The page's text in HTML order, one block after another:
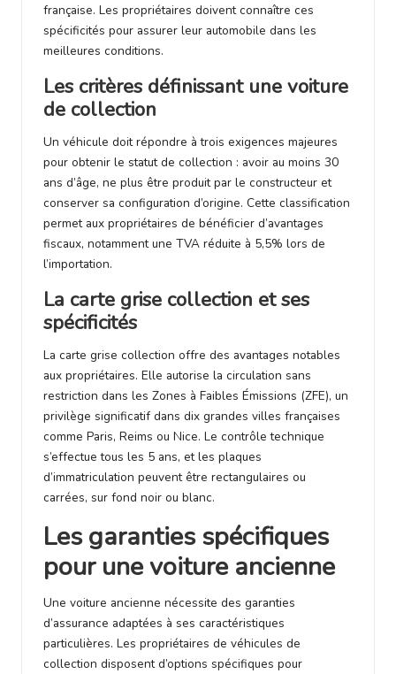
française. Les propriétaires doivent connaître ces
spécificités pour assurer leur automobile dans les
meilleures conditions.
Les critères définissant une voiture
de collection
Un véhicule doit répondre à trois exigences majeures
pour obtenir le statut de collection : avoir au moins 30
ans d’âge, ne plus être produit par le constructeur et
conserver sa configuration d’origine. Cette classification
permet aux propriétaires de bénéficier d’avantages
fiscaux, notamment une TVA réduite à 5,5% lors de
l’importation.
La carte grise collection et ses
spécificités
La carte grise collection offre des avantages notables
aux propriétaires. Elle autorise la circulation sans
restriction dans les Zones à Faibles Émissions (ZFE), un
privilège significatif dans dix grandes villes françaises
comme Paris, Reims ou Nice. Le contrôle technique
s’effectue tous les 5 ans, et les plaques
d’immatriculation peuvent être rectangulaires ou
carrées, sur fond noir ou blanc.
Les garanties spécifiques
pour une voiture ancienne
Une voiture ancienne nécessite des garanties
d’assurance adaptées à ses caractéristiques
particulières. Les propriétaires de véhicules de
collection disposent d’options spécifiques pour